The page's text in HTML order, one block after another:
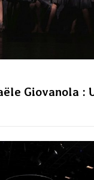
Giovanola :